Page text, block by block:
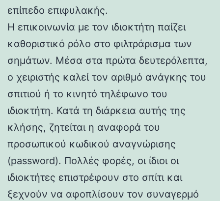
επίπεδο επιφυλακής.
Η επικοινωνία με τον ιδιοκτήτη παίζει
καθοριστικό ρόλο στο φιλτράρισμα των
σημάτων. Μέσα στα πρώτα δευτερόλεπτα,
ο χειριστής καλεί τον αριθμό ανάγκης του
σπιτιού ή το κινητό τηλέφωνο του
ιδιοκτήτη. Κατά τη διάρκεια αυτής της
κλήσης, ζητείται η αναφορά του
προσωπικού κωδικού αναγνώρισης
(password). Πολλές φορές, οι ίδιοι οι
ιδιοκτήτες επιστρέφουν στο σπίτι και
ξεχνούν να αφοπλίσουν τον συναγερμό